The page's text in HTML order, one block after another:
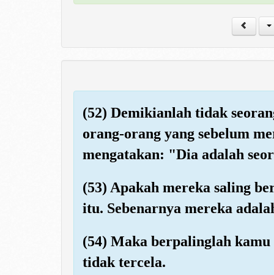
(52) Demikianlah tidak
orang-orang yang sebelum
mengatakan: "Dia adalah
(53) Apakah mereka saling
itu. Sebenarnya mereka
(54) Maka berpalinglah
tidak tercela.